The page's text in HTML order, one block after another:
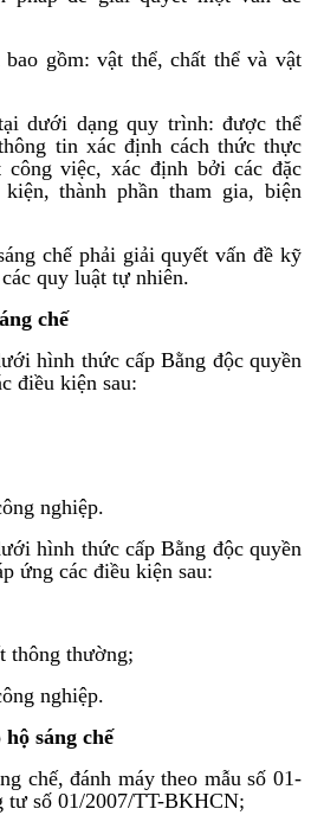
bao gồm: vật thể, chất thể và vật
dưới dạng quy trình: được thể
tin xác định cách thức thực
việc, xác định bởi các đặc
thành phần tham gia, biện
chế phải giải quyết vấn đề kỹ
quy luật tự nhiên.
chế
hình thức cấp Bằng độc quyền
điều kiện sau:
nghiệp.
hình thức cấp Bằng độc quyền
ứng các điều kiện sau:
thông thường;
nghiệp.
sáng chế
chế, đánh máy theo mẫu số 01-
tư số 01/2007/TT-BKHCN;